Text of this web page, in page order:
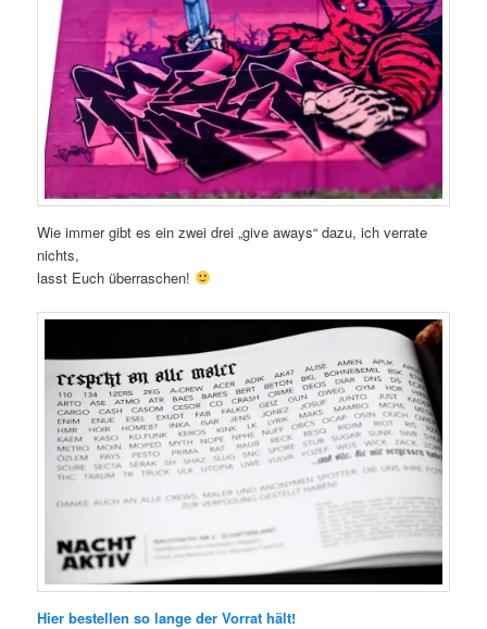
Wie immer gibt es ein zwei drei „give aways“ dazu, ich verrate
nichts,
lasst Euch überraschen!
Hier bestellen so lange der Vorrat hält!